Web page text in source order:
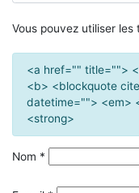
Vous pouvez utiliser les
<a href="" title="">
<b> <blockquote
datetime=""> <em>
<strong>
Nom *